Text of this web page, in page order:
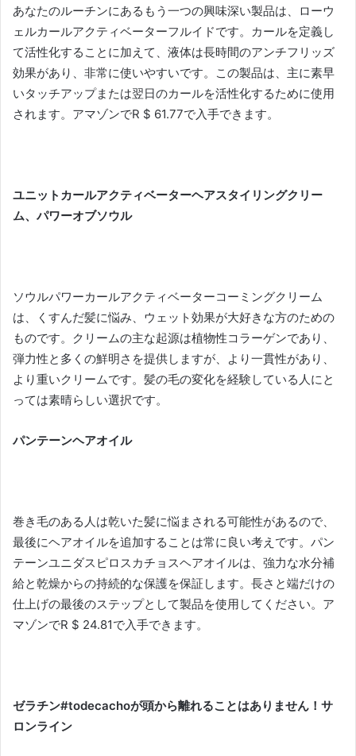
あなたのルーチンにあるもう一つの興味深い製品は、ローウ
ェルカールアクティベーターフルイドです。
カールを定義し
て活性化することに加えて、液体は長時間のアンチフリッズ
効果があり、非常に使いやすいです。
この製品は、主に素早
いタッチアップまたは翌日のカールを活性化するために使用
されます。 アマゾンでR $ 61.77で入手できます。
ユニットカールアクティベーターヘアスタイリングクリー
ム、パワーオブソウル
ソウルパワーカールアクティベーターコーミングクリーム
は、くすんだ髪に悩み、ウェット効果が大好きな方のための
ものです。
クリームの主な起源は植物性コラーゲンであり、
弾力性と多くの鮮明さを提供しますが、より一貫性があり、
より重いクリームです。 髪の毛の変化を経験している人にと
っては素晴らしい選択です。
パンテーンヘアオイル
巻き毛のある人は乾いた髪に悩まされる可能性があるので、
最後にヘアオイルを追加することは常に良い考えです。 パン
テーンユニダスピロスカチョスヘアオイルは、強力な水分補
給と乾燥からの持続的な保護を保証します。 長さと端だけの
仕上げの最後のステップとして製品を使用してください。 ア
マゾンでR $ 24.81で入手できます。
ゼラチン#todecachoが頭から離れることはありません！ サ
ロンライン